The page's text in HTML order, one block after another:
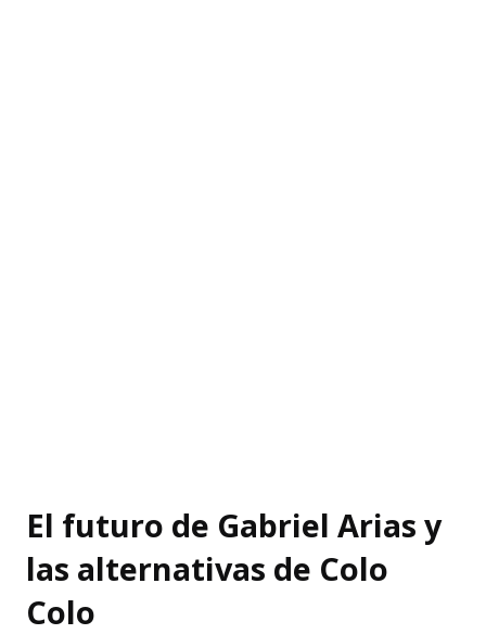
El futuro de Gabriel Arias y
las alternativas de Colo
Colo